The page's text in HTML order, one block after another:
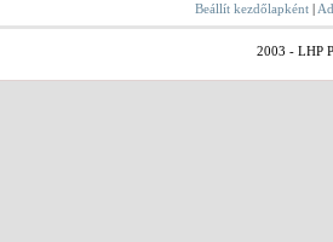
Beállít kezdőlapként |
2003 - LHP